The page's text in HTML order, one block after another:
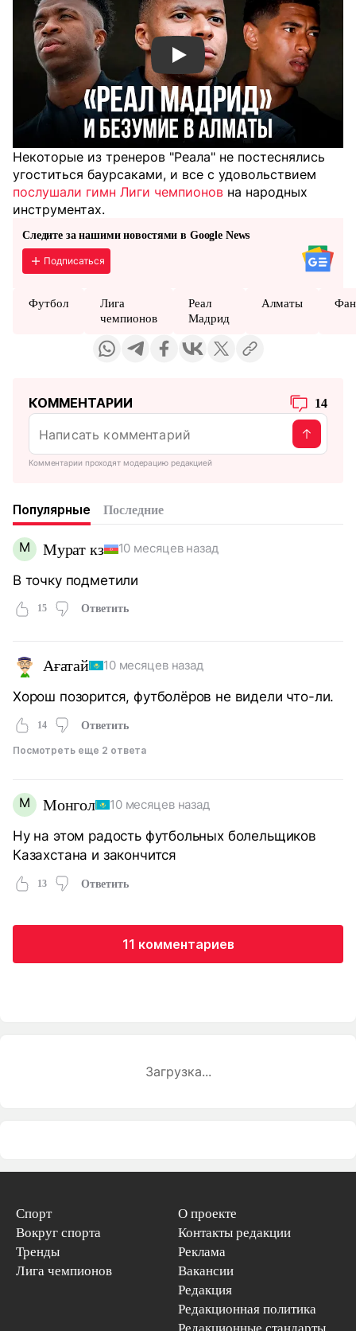
Смотреть видео YouTube
Некоторые из тренеров "Реала" не постеснялись
угоститься баурсаками, и все с удовольствием
послушали гимн Лиги чемпионов на народных
инструментах.
Следите за нашими новостями в Google News
Подписаться
Футбол
Лига
чемпионов
Реал
Мадрид
Алматы
КОММЕНТАРИИ 14
Комментарии проходят модерацию редакцией
Популярные Последние
М Мурат кз 10 месяцев назад
В точку подметили
15 Ответить
Ағатай 10 месяцев назад
Хорош позорится, футболёров не видели что-ли.
14 Ответить
Посмотреть еще 2 ответа
М Монгол 10 месяцев назад
Ну на этом радость футбольных болельщиков
Казахстана и закончится
13 Ответить
11 комментариев
Загрузка...
Спорт
Вокруг спорта
Тренды
Лига чемпионов
О проекте
Контакты редакции
Реклама
Вакансии
Редакция
Редакционная политика